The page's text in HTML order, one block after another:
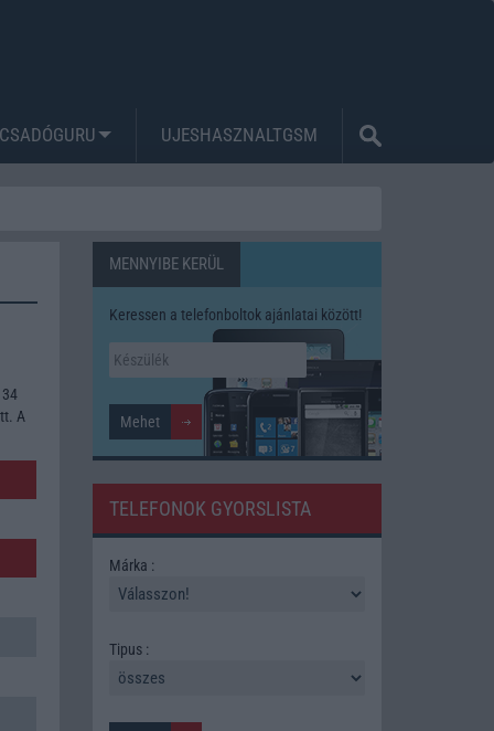
UJESHASZNALTGSM
A
MENNYIBE KERÜL
Keressen a telefonboltok ajánlatai között!
TELEFONOK GYORSLISTA
Márka :
Tipus :